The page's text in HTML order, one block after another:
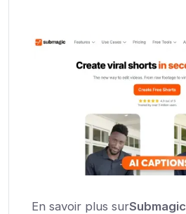
En savoir plus surSubmagic